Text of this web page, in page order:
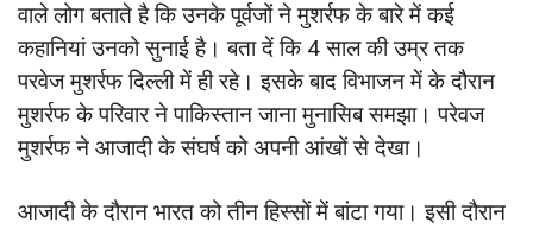
वाले लोग बताते है कि उनके पूर्वजों ने मुशर्रफ के बारे में कई
कहानियां उनको सुनाई है। बता दें कि 4 साल की उम्र तक
परवेज मुशर्रफ दिल्ली में ही रहे। इसके बाद विभाजन में के दौरान
मुशर्रफ के परिवार ने पाकिस्तान जाना मुनासिब समझा। परेवज
मुशर्रफ ने आजादी के संघर्ष को अपनी आंखों से देखा।
आजादी के दौरान भारत को तीन हिस्सों में बांटा गया। इसी दौरान